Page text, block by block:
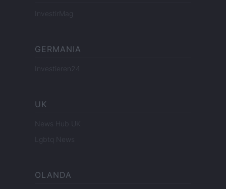
InvestirMag
GERMANIA
Investieren24
UK
News Hub UK
Lgbtq News
OLANDA